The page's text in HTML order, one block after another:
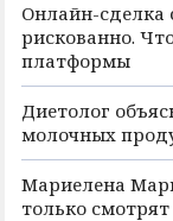
Онлайн-сделка
рискованно.
платформы
Диетолог
молочных
Мариелена
только смотрят